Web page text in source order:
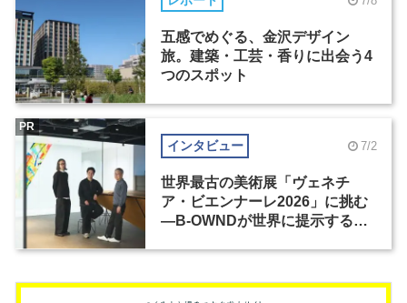
五感でめぐる、金沢デザイン
旅。建築・工芸・香りに出会う4
つのスポット
インタビュー 7/2
世界最古の美術展「ヴェネチ
ア・ビエンナーレ2026」に挑む
―B-OWNDが世界に提示する美
PR